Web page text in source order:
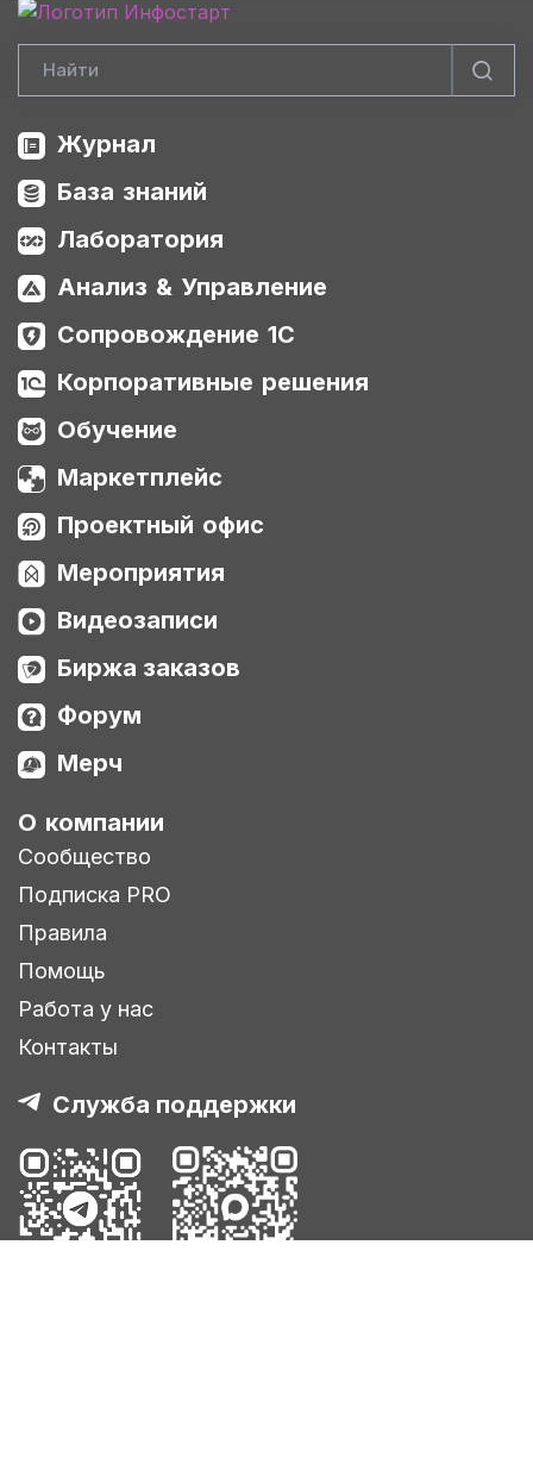
Журнал
База знаний
Лаборатория
Анализ & Управление
Сопровождение 1С
Корпоративные решения
Обучение
Маркетплейс
Проектный офис
Мероприятия
Видеозаписи
Биржа заказов
Форум
Мерч
О компании
Сообщество
Подписка PRO
Правила
Помощь
Работа у нас
Контакты
Служба поддержки